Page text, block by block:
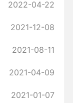
2022-04-22
2021-12-08
2021-08-11
2021-04-09
2021-01-07